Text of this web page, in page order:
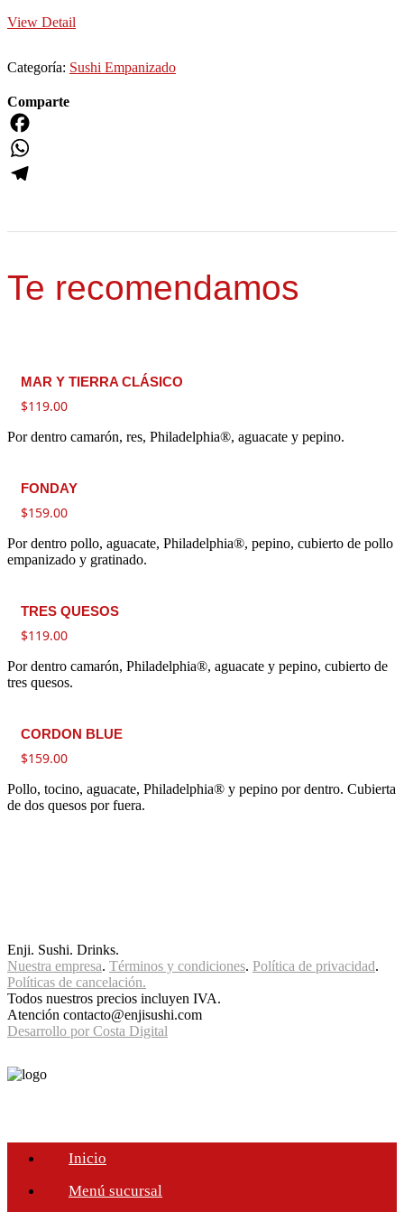
View Detail
Categoría: Sushi Empanizado
Comparte
Facebook
WhatsApp
Te recomendamos
MAR Y TIERRA CLÁSICO
$119.00
Por dentro camarón, res, Philadelphia®, aguacate y pepino.
FONDAY
$159.00
Por dentro pollo, aguacate, Philadelphia®, pepino, cubierto de pollo
empanizado y gratinado.
TRES QUESOS
$119.00
Por dentro camarón, Philadelphia®, aguacate y pepino, cubierto de
tres quesos.
CORDON BLUE
$159.00
Pollo, tocino, aguacate, Philadelphia® y pepino por dentro. Cubierta
de dos quesos por fuera.
Enji. Sushi. Drinks.
Nuestra empresa. Términos y condiciones. Política de privacidad.
Políticas de cancelación.
Todos nuestros precios incluyen IVA.
Atención contacto@enjisushi.com
Desarrollo por Costa Digital
Inicio
Menú sucursal